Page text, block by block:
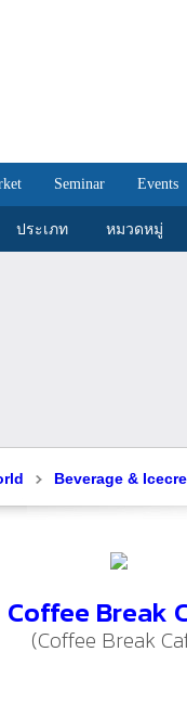
Seminar Events
ประเภท หมวดหมู่
Beverage &
Coffee Break
(Coffee Break